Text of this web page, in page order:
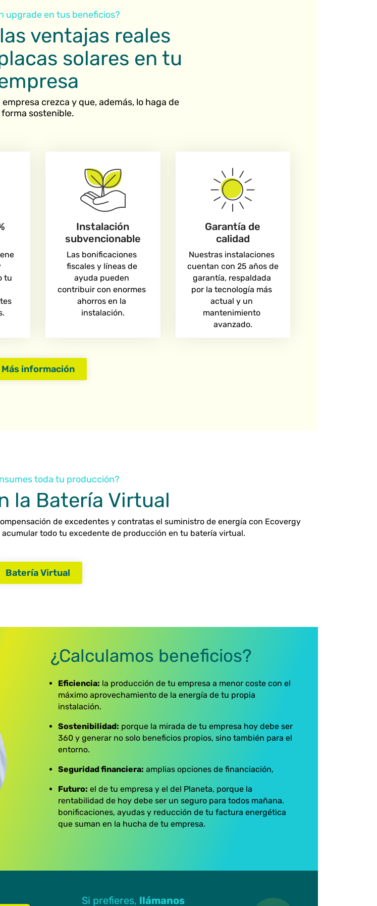
upgrade en tus beneficios?
ventajas reales
solares en tu
crezca y que, además, lo haga de
forma sostenible.
tu
Instalación
subvencionable
Las bonificaciones
fiscales y líneas de
ayuda pueden
contribuir con enormes
ahorros en la
instalación.
Garantía de
calidad​
Nuestras instalaciones
cuentan con 25 años de
garantía, respaldada
por la tecnología más
actual y un
mantenimiento
avanzado.
Más información
toda tu producción?
la Batería Virtual
de excedentes y contratas el suministro de energía con Ecovergy
acumular todo tu excedente de producción en tu batería virtual.
Batería Virtual
¿Calculamos beneficios?
Eficiencia: la producción de tu empresa a menor coste con el
máximo aprovechamiento de la energía de tu propia
instalación.
Sostenibilidad: porque la mirada de tu empresa hoy debe ser
360 y generar no solo beneficios propios, sino también para el
entorno.
Seguridad financiera: amplias opciones de financiación,
Futuro: el de tu empresa y el del Planeta, porque la
rentabilidad de hoy debe ser un seguro para todos mañana.
bonificaciones, ayudas y reducción de tu factura energética
que suman en la hucha de tu empresa.
Si prefieres, llámanos